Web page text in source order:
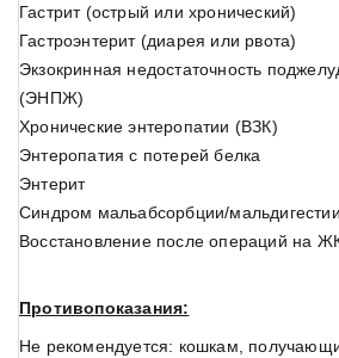
Гастрит (острый или хронический)
Гастроэнтерит (диарея или рвота)
Экзокринная недостаточность
(ЭНПЖ)
Хронические энтеропатии (ВЗК)
Энтеропатия с потерей белка
Энтерит
Синдром мальабсорбции/мальдигестии
Восстановление после операций на
Противопоказания​:
Не рекомендуется: кошкам,